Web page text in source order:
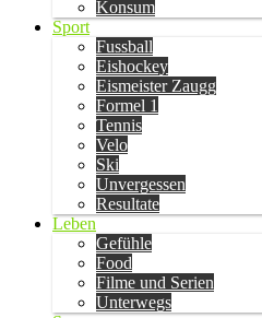
Konsum
Sport
Fussball
Eishockey
Eismeister Zaugg
Formel 1
Tennis
Velo
Ski
Unvergessen
Resultate
Leben
Gefühle
Food
Filme und Serien
Unterwegs